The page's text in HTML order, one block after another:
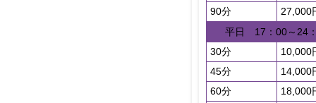
90分
27,000
平日 17：00～24
30分
10,000
45分
14,000
60分
18,000